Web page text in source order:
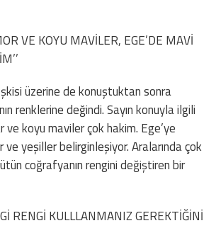
VE KOYU MAVİLER, EGE’DE MAVİ
üzerine de konuştuktan sonra
renklerine değindi. Sayın konuyla ilgili
ve koyu maviler çok hakim. Ege’ye
yeşiller belirginleşiyor. Aralarında çok
coğrafyanın rengini değiştiren bir
RENGİ KULLLANMANIZ GEREKTİĞİNİ